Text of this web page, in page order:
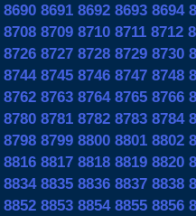
8690 8691 8692 8693 8694
8708 8709 8710 8711 8712
8726 8727 8728 8729 8730
8744 8745 8746 8747 8748
8762 8763 8764 8765 8766
8780 8781 8782 8783 8784
8798 8799 8800 8801 8802
8816 8817 8818 8819 8820
8834 8835 8836 8837 8838
8852 8853 8854 8855 8856